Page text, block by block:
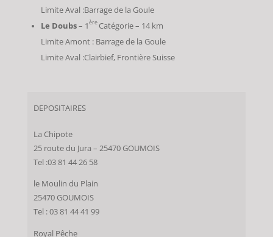
Limite Aval :Barrage de la Goule
Le Doubs– 1ère Catégorie – 14 km
Limite Amont : Barrage de la Goule
Limite Aval :Clairbief, Frontière Suisse
DEPOSITAIRES
La Chipote
25 route du Jura – 25470 GOUMOIS
Tel :03 81 44 26 58
le Moulin du Plain
25470 GOUMOIS
Tel : 03 81 44 41 99
Royal Pêche